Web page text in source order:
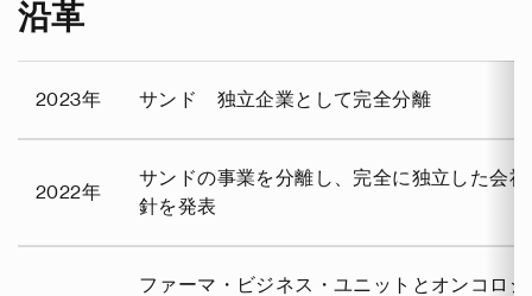
沿革
2023年 サンド 独立企業として完全分離
2022年
サンドの事業を分離し、完全に独立した会
針を発表
ファーマ・ビジネス・ユニットとオンコロ